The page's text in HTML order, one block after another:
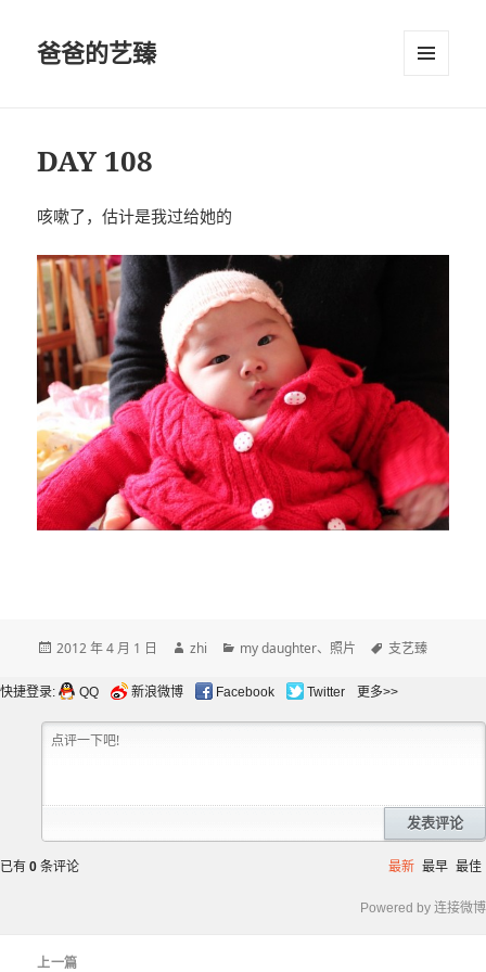
爸爸的艺臻
DAY 108
咳嗽了，估计是我过给她的
发
于
2012 年 4 月 1 日
作
zhi
分
my daughter、 照片
标
支艺臻
快捷登录: QQ 新浪微博 Facebook Twitter 更多>>
发表评论
已有 0 条评论 最新 最早 最佳
Powered by 连接微博
上一篇